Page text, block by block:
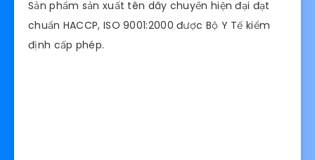
Sản phẩm sản xuất tên dây chuyền hiện đại đạt
chuẩn HACCP, ISO 9001:2000 được Bộ Y Tế kiểm
định cấp phép.